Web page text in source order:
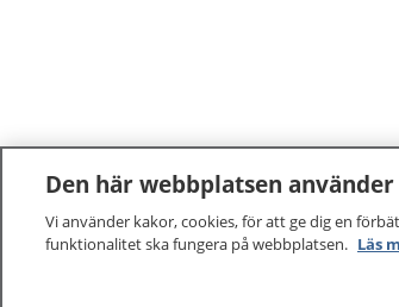
Den här webbplatsen
Vi använder kakor, cookies, för att ge dig en
funktionalitet ska fungera på webbplatsen. Läs